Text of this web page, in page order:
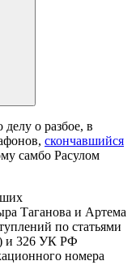
о разбое, в
скончавшийся
самбо Расулом
Таганова и Артема
по статьями
и 326 УК РФ
номера